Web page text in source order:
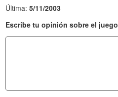
Última:5/11/2003
Escribe tu opinión sobre el juego